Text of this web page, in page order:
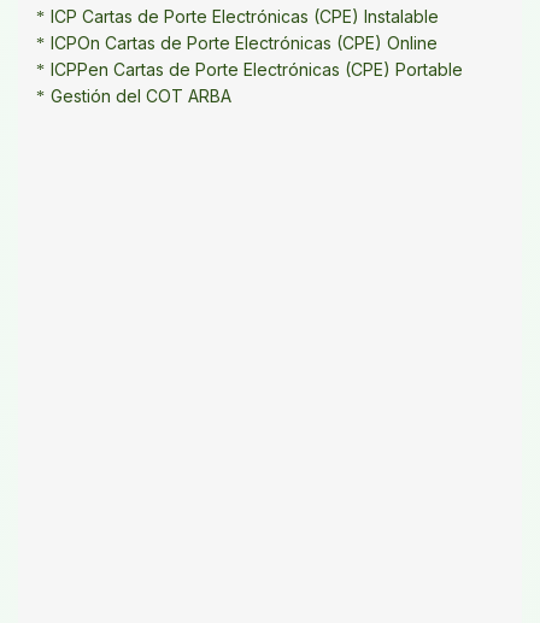
ICP Cartas de Porte Electrónicas (CPE) Instalable
ICPOn Cartas de Porte Electrónicas (CPE) Online
ICPPen Cartas de Porte Electrónicas (CPE) Portable
Gestión del COT ARBA